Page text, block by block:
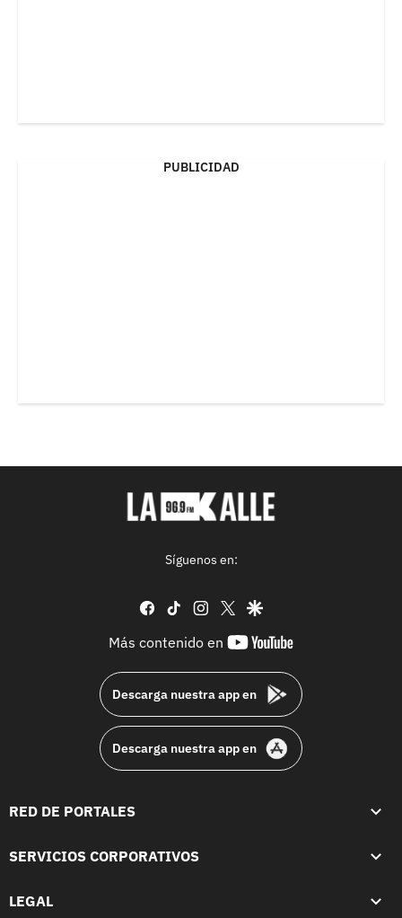
PUBLICIDAD
Síguenos en:
facebook
tiktok instagram
twittergoogle
Más contenido en
youtube-
Descarga nuestra app en
Descarga nuestra app en
RED DE PORTALES
SERVICIOS CORPORATIVOS
LEGAL